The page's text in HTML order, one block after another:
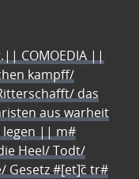
COMOEDIA ||
kampff/
das
aus warheit
legen || m#
Heel/ Todt/
Gesetz #[et]c̃ tr#